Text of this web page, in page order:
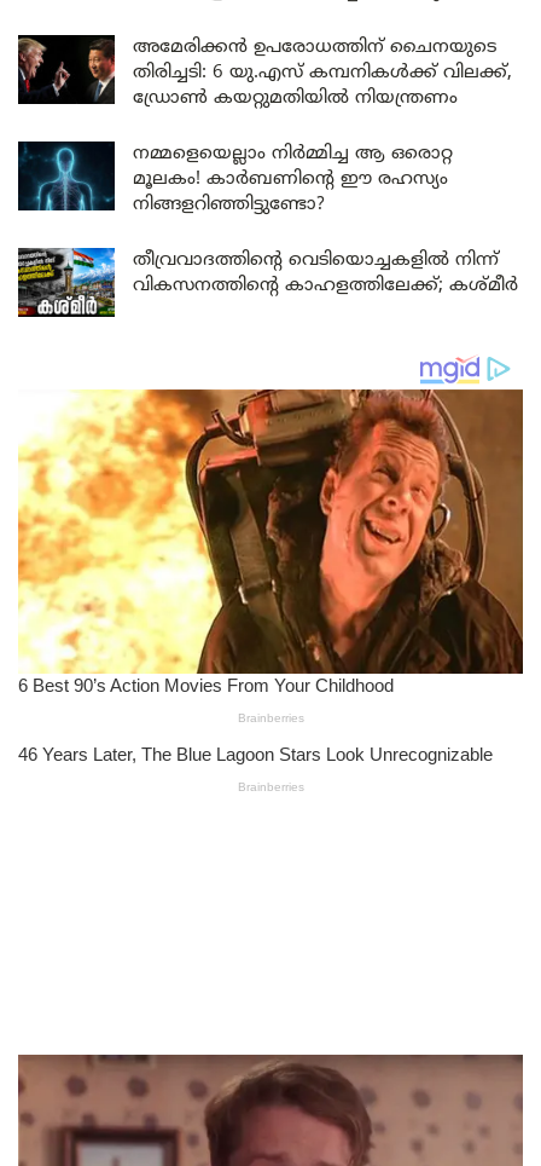
അമേരിക്കൻ ഉപരോധത്തിന് ചൈനയുടെ
തിരിച്ചടി: 6 യു.എസ് കമ്പനികൾക്ക് വിലക്ക്,
ഡ്രോൺ കയറ്റുമതിയിൽ നിയന്ത്രണം
നമ്മളെയെല്ലാം നിർമ്മിച്ച ആ ഒരൊറ്റ
മൂലകം! കാർബണിന്റെ ഈ രഹസ്യം
നിങ്ങളറിഞ്ഞിട്ടുണ്ടോ?
തീവ്രവാദത്തിന്റെ വെടിയൊച്ചകളിൽ നിന്ന്
വികസനത്തിന്റെ കാഹളത്തിലേക്ക്; കശ്മീർ